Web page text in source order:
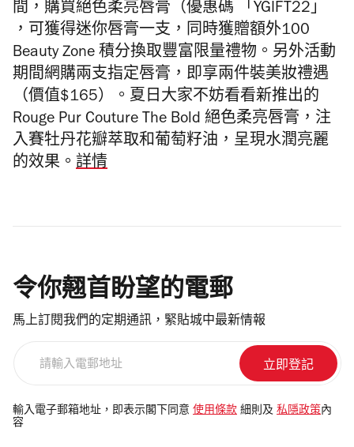
間，購買絕色柔亮唇膏（優惠碼 「YGIFT22」
，可獲得迷你唇膏一支，同時獲贈額外100
Beauty Zone 積分換取豐富限量禮物。另外活動
期間網購兩支指定唇膏，即享兩件裝美妝禮遇
（價值$165）。夏日大家不妨看看新推出的
Rouge Pur Couture The Bold 絕色柔亮唇膏，注
入賽牡丹花瓣萃取和葡萄籽油，呈現水潤亮麗
的效果。 詳情
令你翹首盼望的電郵
馬上訂閱我們的定期通訊，緊貼城中最新情報
電
郵
輸入電子郵箱地址，即表示閣下同意 使用條款 細則及 私隱政策內
容